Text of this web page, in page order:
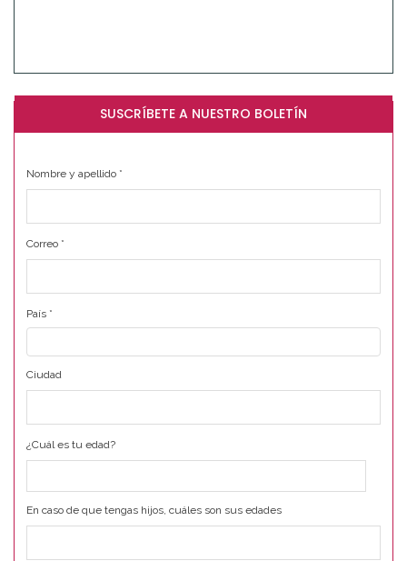
SUSCRÍBETE A NUESTRO BOLETÍN
Nombre y apellido *
Correo *
País *
Ciudad
¿Cuál es tu edad?
En caso de que tengas hijos, cuáles son sus edades